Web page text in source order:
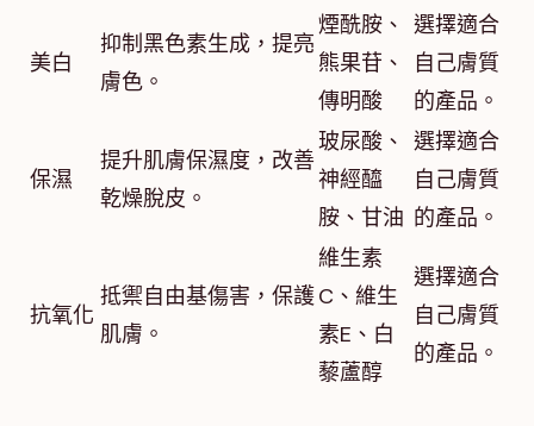
美白
抑制黑色素生成，提亮
膚色。
煙酰胺、
熊果苷、
傳明酸
選擇適合
自己膚質
的產品。
保濕
提升肌膚保濕度，改善
乾燥脫皮。
玻尿酸、
神經醯
胺、甘油
選擇適合
自己膚質
的產品。
抗氧化
抵禦自由基傷害，保護
肌膚。
維生素
C、維生
素E、白
藜蘆醇
選擇適合
自己膚質
的產品。